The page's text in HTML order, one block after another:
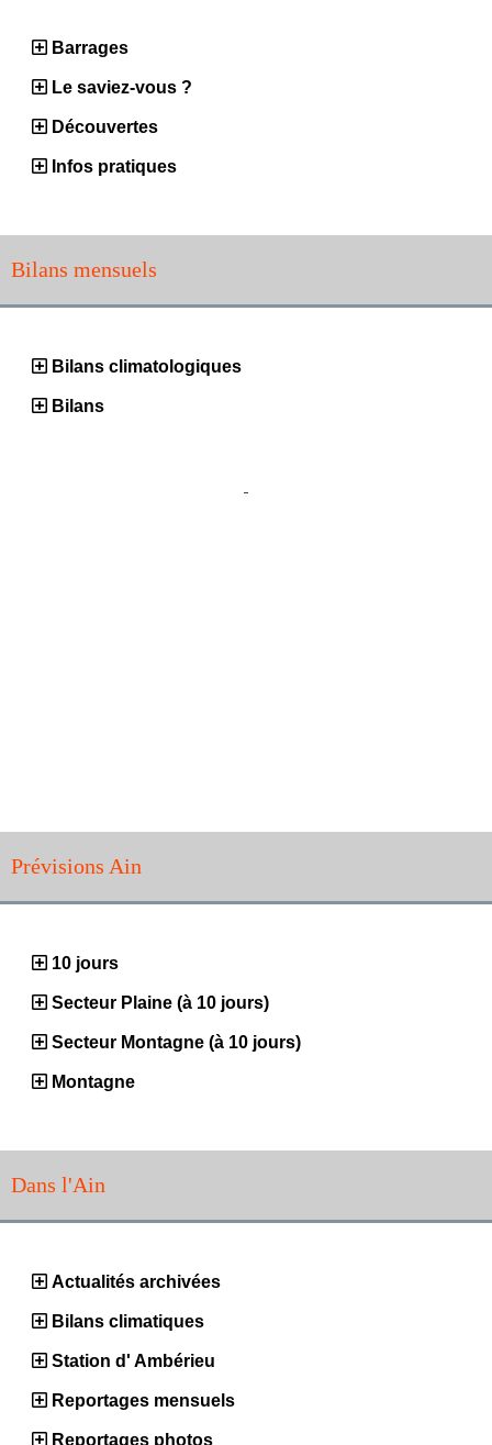
Barrages
Le saviez-vous ?
Découvertes
Infos pratiques
Bilans mensuels
Bilans climatologiques
Bilans
Prévisions Ain
10 jours
Secteur Plaine (à 10 jours)
Secteur Montagne (à 10 jours)
Montagne
Dans l'Ain
Actualités archivées
Bilans climatiques
Station d' Ambérieu
Reportages mensuels
Reportages photos